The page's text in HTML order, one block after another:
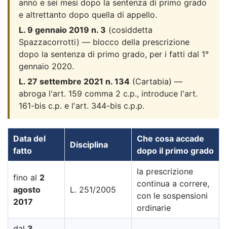
anno e sei mesi dopo la sentenza di primo grado
e altrettanto dopo quella di appello.
L. 9 gennaio 2019 n. 3 (cosiddetta
Spazzacorrotti) — blocco della prescrizione
dopo la sentenza di primo grado, per i fatti dal 1°
gennaio 2020.
L. 27 settembre 2021 n. 134 (Cartabia) —
abroga l'art. 159 comma 2 c.p., introduce l'art.
161-bis c.p. e l'art. 344-bis c.p.p.
Data del
fatto
Disciplina
Che cosa accade
dopo il primo grado
fino al 2
agosto
2017
L. 251/2005
la prescrizione
continua a correre,
con le sospensioni
ordinarie